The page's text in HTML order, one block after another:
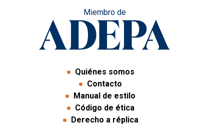
Miembro de
Quiénes somos
Contacto
Manual de estilo
Código de ética
Derecho a réplica